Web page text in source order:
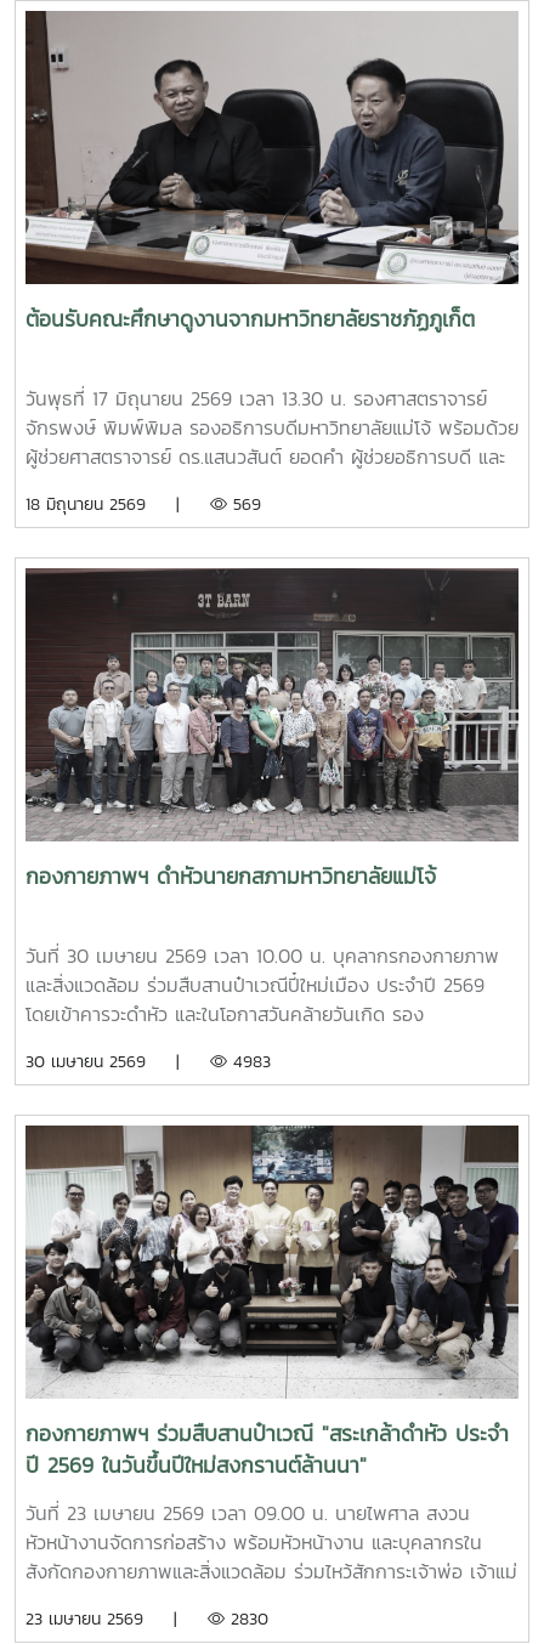
โอกาสนี้ ทีมงานจากงานสิ่งแวดล้อมและภัยพิบัติ กองกายภาพ
และสิ่งแวดล้อม ได้ร่วมสาธิตการทำปุ๋ยหมักใบไม้ในวงตาข่าย เพื่อ
เป็นแนวทางในการจัดการเศษวัสดุอินทรีย์ภายในครัวเรือนและ
ชุมชน โดยมีประชาชนชุมชนบ้านโปง และโรงเรียนในพื้นที่เข้าร่วม
เรียนรู้และฝึกปฏิบัติ ทั้งนี้ กิจกรรมดังกล่าวจัดขึ้นภายใต้
โครงการส่งเสริมการจัดการขยะอย่างถูกวิธีและถูกสุขลักษณะ
ของชุมชนบ้านโปง ประจำปี 2569 โดยบูรณาการให้ความรู้ร่วม
กับเทศบาลตำบลป่าไผ่ และนางนิตยา วิริยา แม่หลวงบ้านหม้อ หมู๋
12 ตำบลป่าไผ่ ร่วมถ่ายทอดองค์ความรู้ด้านการคัดแยกขยะ การ
จัดการขยะอินทรีย์ กองทุนออมบุญขยะบ้านหม้อ และการใช้
ประโยชน์จากวัสดุเหลือใช้ เพื่อส่งเสริมให้ประชาชนสามารถนำ
ความรู้ไปประยุกต์ใช้ในครัวเรือน ลดปริมาณขยะที่ต้องนำไปกำจัด
อย่างยั่งยืน กิจกรรมครั้งนี้จัดขึ้น ณ ศาลาอเนกประสงค์ หมู่ที่ 6
ตำบลป่าไผ่ อำเภอสันทราย จังหวัดเชียงใหม่ ได้รับความสนใจ
จากประชาชน ผู้นำชุมชน และสถานศึกษาในพื้นที่เข้าร่วมกิจกรรม
ขับเคลื่อนการจัดการขยะตั้งแต่ต้นทาง เพื่อมุ่งสู่ชุมชนที่สะอาด
ต้อนรับคณะศึกษาดูงานจากมหาวิทยาลัยราชภัฏภูเก็ต
วันพุธที่ 17 มิถุนายน 2569 เวลา 13.30 น. รองศาสตราจารย์
จักรพงษ์ พิมพ์พิมล รองอธิการบดีมหาวิทยาลัยแม่โจ้ พร้อมด้วย
ผู้ช่วยศาสตราจารย์ ดร.แสนวสันต์ ยอดคำ ผู้ช่วยอธิการบดี และ
แวดล้อม นำทีมหัวหน้างานในสังกัดร่วมให้การต้อนรับ ผู้ช่วย
ข้าราชการ พร้อมคณะศึกษาดูงานจากสภาคณาจารย์และ
ข้าราชการ มหาวิทยาลัยราชภัฏภูเก็ต ในการนี้ ทั้งสอง
มหาวิทยาลัยได้ร่วมแลกเปลี่ยนประสบการณ์ด้านการจัดสวัสดิการ
บุคลากร ตลอดจนแนวทางการพัฒนาและประยุกต์ใช้ให้เหมาะสม
กับบริบทของแต่ละสถาบัน โดยมีนายสุชาติ จันทร์แก้ว รักษาการ
ในตำแหน่งหัวหน้างานสวัสดิการ กองบริหารทรัพยากรบุคคล
เป็นผู้ให้ข้อมูลเกี่ยวกับการจัดสวัสดิการบุคลากรของมหาวิทยาลัย
แม่โจ้ นอกจากนี้ ผู้ช่วยศาสตราจารย์ ดร.มุจลินทร์ ผลจันทร์ ได้
บรรยายและให้ข้อมูลเกี่ยวกับการดำเนินงานด้านมหาวิทยาลัยสี
เขียว (Green University) ของมหาวิทยาลัยแม่โจ้ ณ ห้อง
ประชุมรวงผึ้ง ชั้น 5 อาคารสำนักงานมหาวิทยาลัย ภายหลังการ
ประชุม คณะศึกษาดูงานได้เยี่ยมชมบรรยากาศและพื้นที่โดยรอบ
แวดล้อมของมหาวิทยาลัยแม่โจ้
18 มิถุนายน 2569 | 569
กองกายภาพฯ ดำหัวนายกสภามหาวิทยาลัยแม่โจ้
วันที่ 30 เมษายน 2569 เวลา 10.00 น. บุคลากรกองกายภาพ
และสิ่งแวดล้อม ร่วมสืบสานป๋าเวณีปี๋ใหม่เมือง ประจำปี 2569
โดยเข้าคารวะดำหัว และในโอกาสวันคล้ายวันเกิด รอง
ณ บ้านเอื้องไพลิน
30 เมษายน 2569 | 4983
กองกายภาพฯ ร่วมสืบสานป๋าเวณี "สระเกล้าดำหัว ประจำ
ปี 2569 ในวันขึ้นปีใหม่สงกรานต์ล้านนา"
วันที่ 23 เมษายน 2569 เวลา 09.00 น. นายไพศาล สงวน
หัวหน้างานจัดการก่อสร้าง พร้อมหัวหน้างาน และบุคลากรใน
สังกัดกองกายภาพและสิ่งแวดล้อม ร่วมไหว้สักการะเจ้าพ่อ เจ้าแม่
15.30 น. ณ อาคารสำนักงานมหาวิทยาลัย ได้ร่วมพิธีดำหัวรอง
23 เมษายน 2569 | 2830